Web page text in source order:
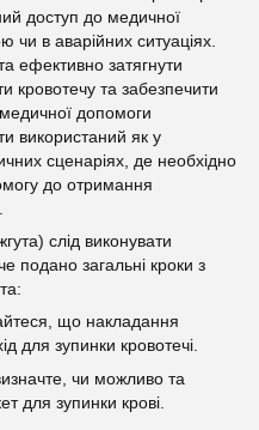
доступ до медичної
в аварійних ситуаціях.
ефективно затягнути
кровотечу та забезпечити
допомоги
використаний як у
сценаріях, де необхідно
до отримання
слід виконувати
подано загальні кроки з
що накладання
для зупинки кровотечі.
чи можливо та
для зупинки крові.